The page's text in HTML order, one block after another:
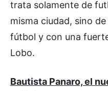
trata solamente de
misma ciudad, sino
fútbol y con una
Lobo.
Bautista Panaro, el